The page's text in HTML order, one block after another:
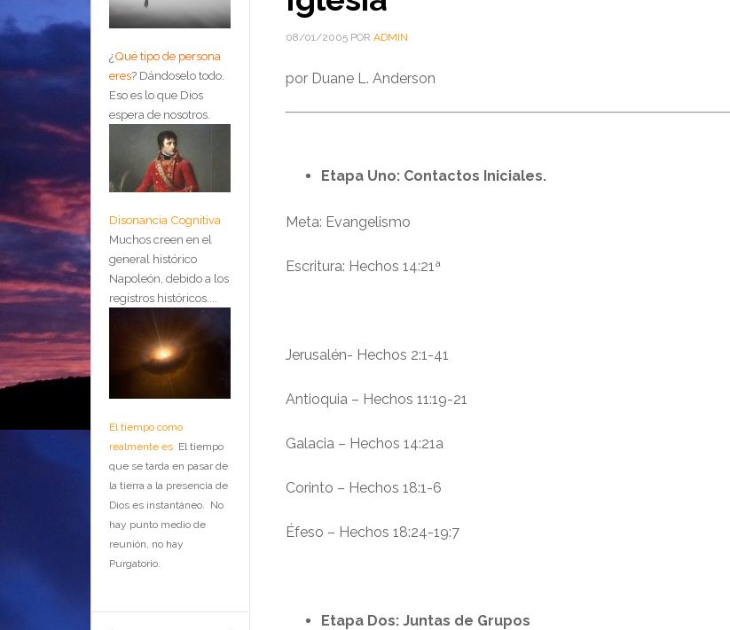
08/01/2005 POR ADMIN
por Duane L. Anderson
Etapa Uno: Contactos Iniciales.
Meta: Evangelismo
Escritura: Hechos 14:21ª
Jerusalén- Hechos 2:1-41
Antioquia – Hechos 11:19-21
Galacia – Hechos 14:21a
Corinto – Hechos 18:1-6
Éfeso – Hechos 18:24-19:7
Etapa Dos: Juntas de Grupos
¿Qué tipo de persona
eres? Dándoselo todo.
Eso es lo que Dios
espera de nosotros.
Disonancia Cognitiva
Muchos creen en el
general histórico
Napoleón, debido a los
registros históricos....
El tiempo como
realmente es El tiempo
que se tarda en pasar de
la tierra a la presencia de
Dios es instantáneo. No
hay punto medio de
reunión, no hay
Purgatorio.